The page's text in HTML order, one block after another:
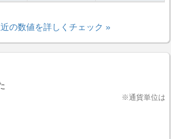
の数値を詳しくチェック »
※通貨単位は